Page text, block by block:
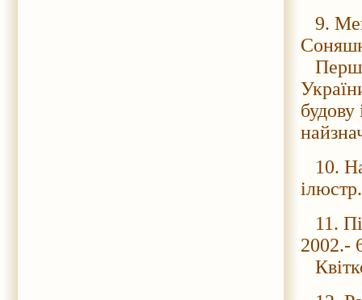
9.
будову
10.
11.
2002.-